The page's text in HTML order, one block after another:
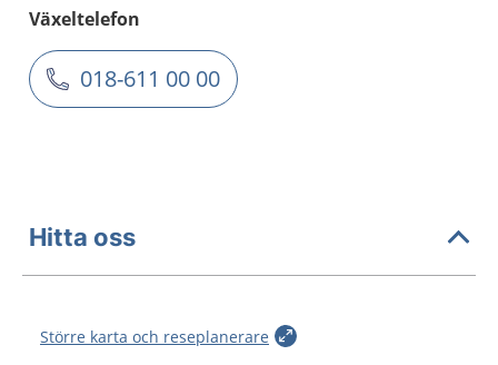
Växeltelefon
018-611 00 00
Hitta oss
Större karta och reseplanerare